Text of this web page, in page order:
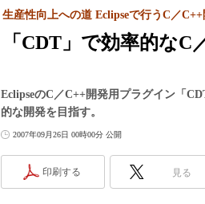
つながるサー
「CDT」で効率的な
生産性向上への道 Eclipseで行うC／
EclipseのC／C++開発用プラグイン「
的な開発を目指す。
2007年09月26日 00時00分 公開
印刷する 見る